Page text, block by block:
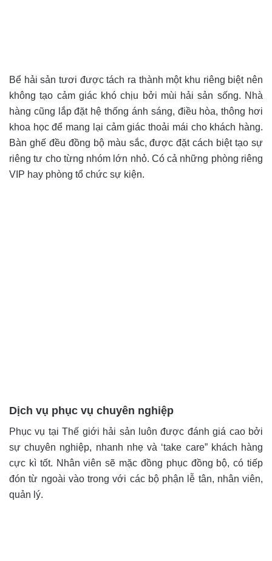
Bể hải sản tươi được tách ra thành một khu riêng biệt nên
không tạo cảm giác khó chịu bởi mùi hải sản sống. Nhà
hàng cũng lắp đặt hệ thống ánh sáng, điều hòa, thông hơi
khoa học để mang lại cảm giác thoải mái cho khách hàng.
Bàn ghế đều đồng bộ màu sắc, được đặt cách biệt tạo sự
riêng tư cho từng nhóm lớn nhỏ. Có cả những phòng riêng
VIP hay phòng tổ chức sự kiện.
Dịch vụ phục vụ chuyên nghiệp
Phục vụ tại Thế giới hải sản luôn được đánh giá cao bởi
sự chuyên nghiệp, nhanh nhẹ và ‘take care” khách hàng
cực kì tốt. Nhân viên sẽ mặc đồng phục đồng bộ, có tiếp
đón từ ngoài vào trong với các bộ phận lễ tân, nhân viên,
quản lý.